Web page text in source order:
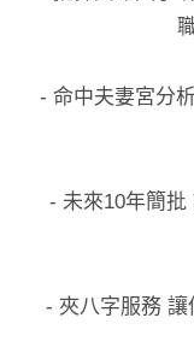
- 命中夫妻宮分
- 未來10年簡批
- 夾八字服務 讓